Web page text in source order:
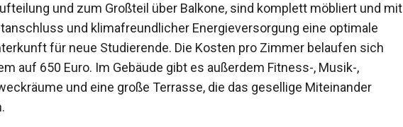
und zum Großteil über Balkone, sind komplett möbliert und mit
und klimafreundlicher Energieversorgung eine optimale
für neue Studierende. Die Kosten pro Zimmer belaufen sich
auf 650 Euro. Im Gebäude gibt es außerdem Fitness-, Musik-,
und eine große Terrasse, die das gesellige Miteinander